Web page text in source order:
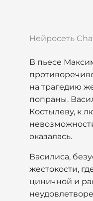
Нейросеть
В пьесе
на трагедию
попраны.
Костылеву, к
оказалась.
Василиса,
жестокости,
циничной и